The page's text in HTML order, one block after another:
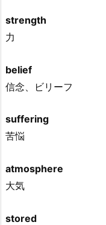
strength
力
belief
信念、ビリーフ
suffering
苦悩
atmosphere
大気
stored